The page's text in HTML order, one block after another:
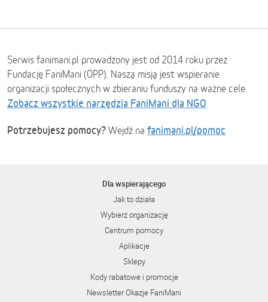
Serwis fanimani.pl prowadzony jest od 2014 roku przez
Fundację FaniMani (OPP). Naszą misją jest wspieranie
organizacji społecznych w zbieraniu funduszy na ważne cele.
Zobacz wszystkie narzędzia FaniMani dla NGO
Potrzebujesz pomocy? Wejdź na fanimani.pl/pomoc
Dla wspierającego
Jak to działa
Wybierz organizację
Centrum pomocy
Aplikacje
Sklepy
Kody rabatowe i promocje
Newsletter Okazje FaniMani